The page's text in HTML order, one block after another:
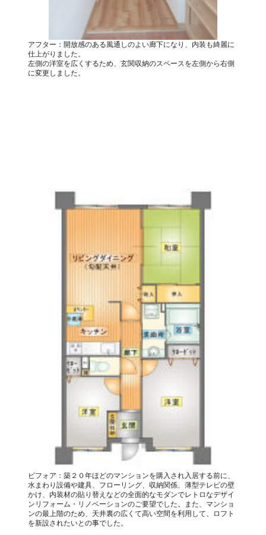
アフター：開放感のある風通しのよい廊下になり、内装も綺麗に
仕上がりました。
左側の洋室を広くするため、玄関収納のスペースを左側から右側
に変更しました。
ビフォア：築２０年ほどのマンションを購入され入居する前に、
水まわり設備や建具、フローリング、収納関係、薄型テレビの壁
かけ、内装材の貼り替えなどの全面的なモダンでレトロなデザイ
ンリフォーム・リノベーションのご要望でした。また、マンショ
ンの最上階のため、天井裏の広くて高い空間を利用して、ロフト
を新設されたいとの事でした。